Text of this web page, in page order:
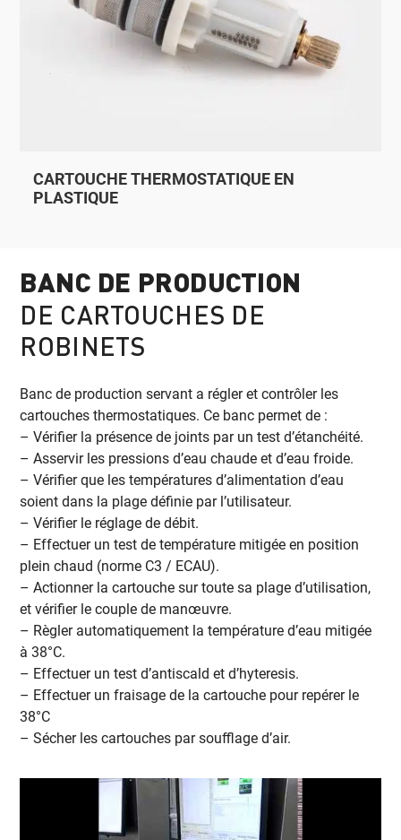
CARTOUCHE THERMOSTATIQUE EN
PLASTIQUE
BANC DE PRODUCTION
DE CARTOUCHES DE
ROBINETS
Banc de production servant a régler et contrôler les
cartouches thermostatiques. Ce banc permet de :
– Vérifier la présence de joints par un test d’étanchéité.
– Asservir les pressions d’eau chaude et d’eau froide.
– Vérifier que les températures d’alimentation d’eau
soient dans la plage définie par l’utilisateur.
– Vérifier le réglage de débit.
– Effectuer un test de température mitigée en position
plein chaud (norme C3 / ECAU).
– Actionner la cartouche sur toute sa plage d’utilisation,
et vérifier le couple de manœuvre.
– Règler automatiquement la température d’eau mitigée
à 38°C.
– Effectuer un test d’antiscald et d’hyteresis.
– Effectuer un fraisage de la cartouche pour repérer le
38°C
– Sécher les cartouches par soufflage d’air.